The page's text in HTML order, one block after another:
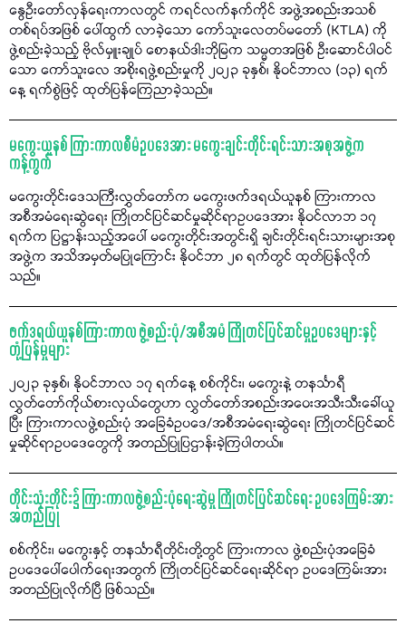
နွေဦးတော်လှန်ရေးကာလတွင် ကရင်လက်နက်ကိုင် အဖွဲ့အစည်းအသစ်
တစ်ရပ်အဖြစ် ပေါ်ထွက် လာခဲ့သော ကော်သူးလေတပ်မတော် (KTLA) ကို
ဖွဲ့စည်းခဲ့သည့် ဗိုလ်မှူးချုပ် စောနယ်ဒါးဘိုမြက သမ္မတအဖြစ် ဦးဆောင်ပါဝင်
သော ကော်သူးလေ အစိုးရဖွဲ့စည်းမှုကို ၂၀၂၃ ခုနှစ်၊ နိုဝင်ဘာလ (၁၃) ရက်
နေ့ ရက်စွဲဖြင့် ထုတ်ပြန်ကြေညာခဲ့သည်။
မကွေးယူနစ် ကြားကာလစီမံဥပဒေအား မကွေးချင်းတိုင်းရင်းသားအစုအဖွဲ့က
ကန့်ကွက်
မကွေးတိုင်းဒေသကြီးလွှတ်တော်က မကွေးဖက်ဒရယ်ယူနစ် ကြားကာလ
အစီအမံရေးဆွဲရေး ကြိုတင်ပြင်ဆင်မှုဆိုင်ရာဥပဒေအား နိုဝင်လာဘ ၁၇
ရက်က ပြဋ္ဌာန်းသည့်အပေါ် မကွေးတိုင်းအတွင်းရှိ ချင်းတိုင်းရင်းသားများအစု
အဖွဲ့က အသိအမှတ်မပြုကြောင်း နိုဝင်ဘာ ၂၈ ရက်တွင် ထုတ်ပြန်လိုက်
သည်။
ဖက်ဒရယ်ယူနစ်ကြားကာလ ဖွဲ့စည်းပုံ/အစီအမံ ကြိုတင်ပြင်ဆင်မှုဥပဒေများနှင့်
တုံ့ပြန်မှုများ
၂၀၂၃ ခုနှစ်၊ နိုဝင်ဘာလ ၁၇ ရက်နေ့ စစ်ကိုင်း၊ မကွေးနဲ့ တနင်္သာရီ
လွှတ်တော်ကိုယ်စားလှယ်တွေဟာ လွှတ်တော်အစည်းအဝေးအသီးသီးခေါ်ယူ
ပြီး ကြားကာလဖွဲ့စည်းပုံ အခြေခံဥပဒေ/အစီအမံရေးဆွဲရေး ကြိုတင်ပြင်ဆင်
မှုဆိုင်ရာဥပဒေတွေကို အတည်ပြုပြဌာန်းခဲ့ကြပါတယ်။
တိုင်းသုံးတိုင်း၌ ကြားကာလဖွဲ့စည်းပုံရေးဆွဲမှု ကြိုတင်ပြင်ဆင်ရေး ဥပဒေကြမ်းအား
အတည်ပြု
စစ်ကိုင်း၊ မကွေးနှင့် တနင်္သာရီတိုင်းတို့တွင် ကြားကာလ ဖွဲ့စည်းပုံအခြေခံ
ဥပဒေပေါ်ပေါက်ရေးအတွက် ကြိုတင်ပြင်ဆင်ရေးဆိုင်ရာ ဥပဒေကြမ်းအား
အတည်ပြုလိုက်ပြီ ဖြစ်သည်။